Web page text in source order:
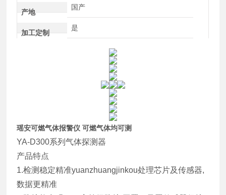
产地
国产
加工定制
是
瑶安可燃气体报警仪 可燃气体均可测
YA-D300系列气体探测器
产品特点
1.检测稳定精准yuanzhuangjinkou处理芯片及传感器,
数据更精准